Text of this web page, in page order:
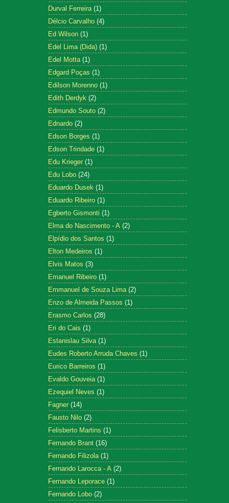
Durval Ferreira (1)
Délcio Carvalho (4)
Ed Wilson (1)
Edel Lima (Dida) (1)
Edel Motta (1)
Edgard Poças (1)
Edilson Morenno (1)
Edith Derdyk (2)
Edmundo Souto (2)
Ednardo (2)
Edson Borges (1)
Edson Trindade (1)
Edu Krieger (1)
Edu Lobo (24)
Eduardo Dusek (1)
Eduardo Ribeiro (1)
Egberto Gismonti (1)
Elma do Nascimento - A (2)
Elpídio dos Santos (1)
Elton Medeiros (1)
Elvis Matos (3)
Emanuel Ribeiro (1)
Emmanuel de Souza Lima (2)
Enzo de Almeida Passos (1)
Erasmo Carlos (28)
Eri do Cais (1)
Estanislau Silva (1)
Eudes Roberto Arruda Chaves (1)
Eurico Barreiros (1)
Evaldo Gouveia (1)
Ezequiel Neves (1)
Fagner (14)
Fausto Nilo (2)
Felisberto Martins (1)
Fernando Brant (16)
Fernando Filizola (1)
Fernando Larocca - A (2)
Fernando Leporace (1)
Fernando Lobo (2)